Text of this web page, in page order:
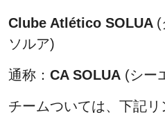
Clube Atlético SOLUA (
ソルア)
通称： CA SOLUA (シー
チームついては、下記